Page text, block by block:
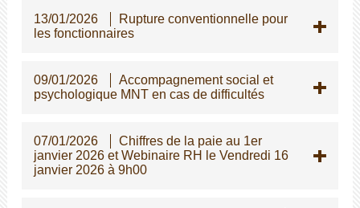
13/01/2026
Rupture conventionnelle pour
les fonctionnaires
09/01/2026
Accompagnement social et
psychologique MNT en cas de difficultés
07/01/2026
Chiffres de la paie au 1er
janvier 2026 et Webinaire RH le Vendredi 16
janvier 2026 à 9h00